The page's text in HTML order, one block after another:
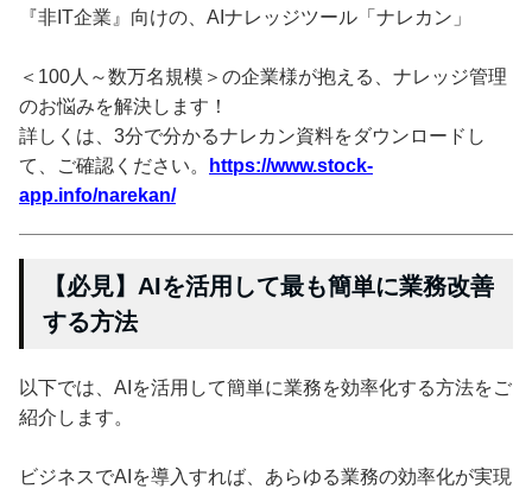
『非IT企業』向けの、AIナレッジツール「ナレカン」
＜100人～数万名規模＞の企業様が抱える、ナレッジ管理
のお悩みを解決します！
詳しくは、3分で分かるナレカン資料をダウンロードし
て、ご確認ください。
https://www.stock-
app.info/narekan/
【必見】AIを活用して最も簡単に業務改善
する方法
以下では、AIを活用して簡単に業務を効率化する方法をご
紹介します。
ビジネスでAIを導入すれば、あらゆる業務の効率化が実現